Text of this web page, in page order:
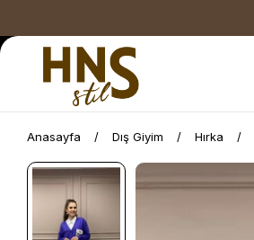
Anasayfa Dış Giyim Hırka